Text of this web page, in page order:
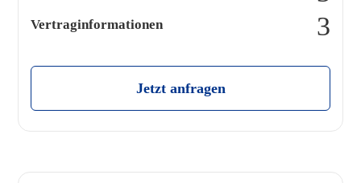
Vertraginformationen
Jetzt anfragen